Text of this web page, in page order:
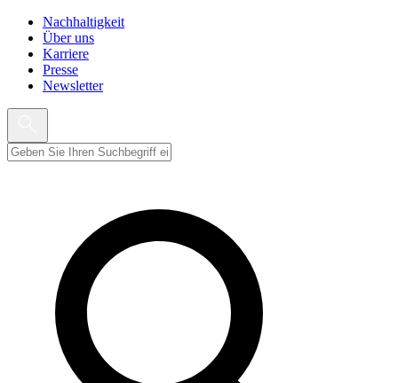
Nachhaltigkeit
Über uns
Karriere
Presse
Newsletter